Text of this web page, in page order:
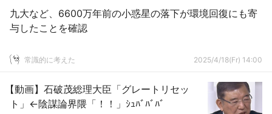
九大など、6600万年前の小惑星の落下が環境回復にも寄
与したことを確認
常識的に考えた 2025/4/18(Fr) 14:00
【動画】石破茂総理大臣「グレートリセッ
ト」←陰謀論界隈「！！」ｼｭﾊﾞﾊﾞﾊﾞ